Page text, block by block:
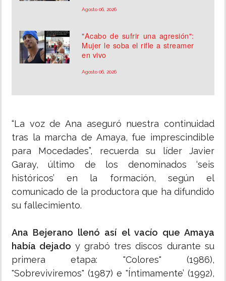
Agosto 06, 2026
"Acabo de sufrir una agresión":
Mujer le soba el rifle a streamer
en vivo
Agosto 06, 2026
“La voz de Ana aseguró nuestra continuidad
tras la marcha de Amaya, fue imprescindible
para Mocedades”, recuerda su líder Javier
Garay, último de los denominados ‘seis
históricos’ en la formación, según el
comunicado de la productora que ha difundido
su fallecimiento.
Ana Bejerano llenó así el vacío que Amaya
había dejado y grabó tres discos durante su
primera etapa: "Colores" (1986),
"Sobreviviremos" (1987) e "Íntimamente’ (1992),